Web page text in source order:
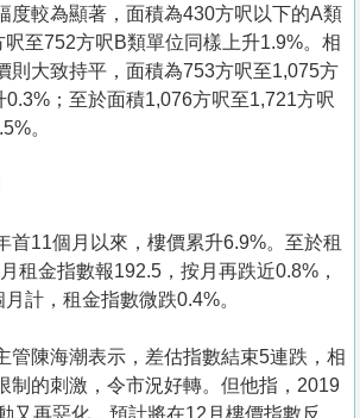
度較為顯著，面積為430方呎以下的A類
至752方呎B類單位同樣上升1.9%。相
則大致持平，面積為753方呎至1,075方
；至於面積1,076方呎至1,721方呎
。
首11個月以來，樓價累升6.9%。至於租
租金指數報192.5，按月再跌近0.8%，
計，租金指數微跌0.4%。
管陳海潮表示，差估指數結束5連跌，相
制的刺激，令市況好轉。但他指，2019
又再惡化，預計將在12月樓價指數反